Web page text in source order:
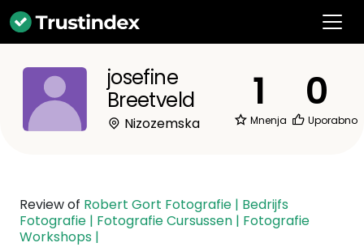
josefine
Breetveld
Nizozemska
1
Mnenja
0
Uporabno
Review of Robert Gort Fotografie | Bedrijfs
Fotografie | Fotografie Cursussen | Fotografie
Workshops |